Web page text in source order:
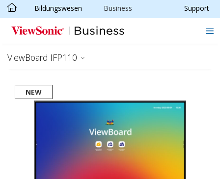
Skip to main content
Bildungswesen Business Support
ViewBoard IFP110
NEW